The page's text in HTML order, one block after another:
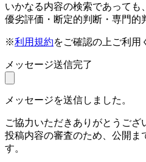
いかなる内容の検索であっても
優劣評価・断定的判断・専門的
※利用規約をご確認の上ご利用
メッセージ送信完了
メッセージを送信しました。
ご協力いただきありがとうござ
投稿内容の審査のため、公開ま
す。